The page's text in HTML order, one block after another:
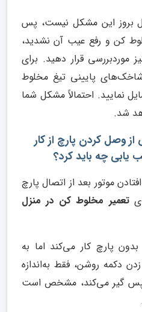
بروز این مشکل نیست، پس
کن و رفع عیب آن نشدید،
موردبررسی قرار دهید. برای
پایینی تیغ مخلوط
نمایید. احتمالاً مشکل شما
شد.
وصل کردن پارچ از کار
یابی چه باید کرد؟
موتور بعد از اتصال پارچ
تعمیر مخلوط کن در منزل
پارچ کار می‌کند اما به
دکمه روشن، فقط به‌اندازه
گیر می‌کند، مشخص است